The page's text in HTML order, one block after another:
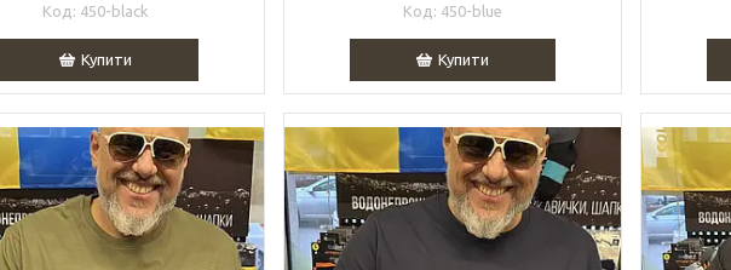
450-black
Купити
450-blue
Купити